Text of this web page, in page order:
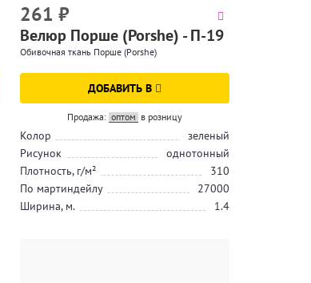
261 ₽
Велюр Порше (Porshe) - П-19
Обивочная ткань Порше (Porshe)
ДОБАВИТЬ В
Продажа: оптом в розницу
Колор
зеленый
Рисунок
однотонный
Плотность, г/м²
310
По мартиндейлу
27000
Ширина, м.
1.4